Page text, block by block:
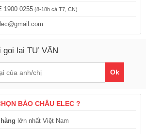
1900 0255 (8-18h cả T7, CN)
gọi lại TƯ VẤN
Ok
BẢO CHÂU ELEC ?
lớn nhất Việt Nam